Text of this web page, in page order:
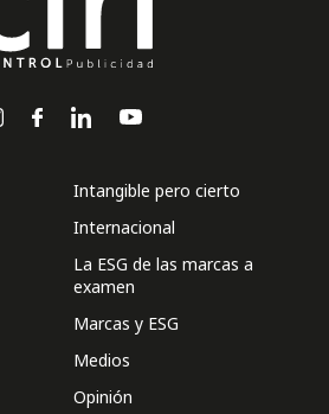
Intangible pero cierto
Internacional
La ESG de las marcas a
examen
Marcas y ESG
Medios
Opinión